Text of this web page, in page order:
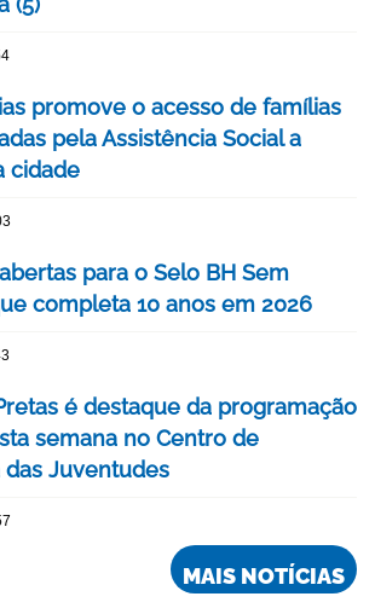
promove o acesso de famílias
pela Assistência Social a
cidade
para o Selo BH Sem
completa 10 anos em 2026
é destaque da programação
semana no Centro de
das Juventudes
MAIS NOTÍCIAS